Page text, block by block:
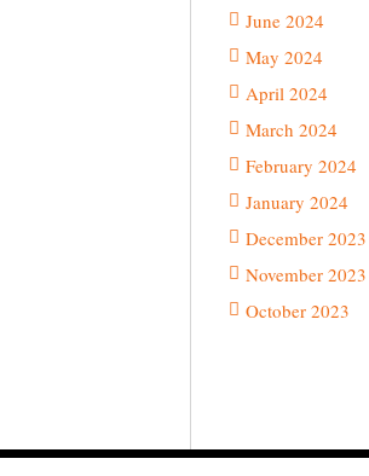
June 2024
May 2024
April 2024
March 2024
February 2024
January 2024
December 2023
November 2023
October 2023